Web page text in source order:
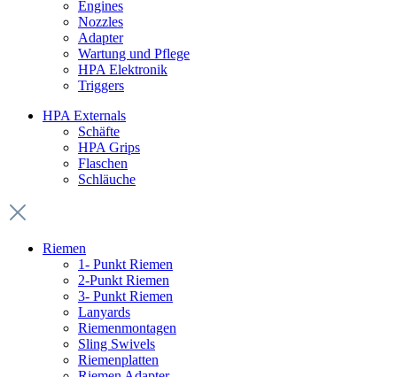
Engines
Nozzles
Adapter
Wartung und Pflege
HPA Elektronik
Triggers
HPA Externals
Schäfte
HPA Grips
Flaschen
Schläuche
Riemen
1- Punkt Riemen
2-Punkt Riemen
3- Punkt Riemen
Lanyards
Riemenmontagen
Sling Swivels
Riemenplatten